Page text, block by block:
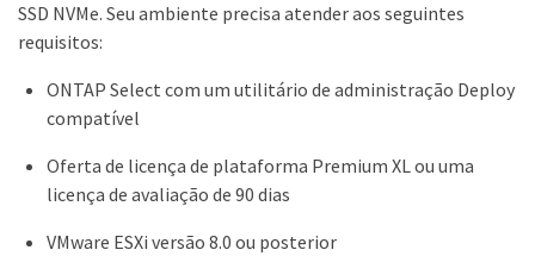
SSD NVMe. Seu ambiente precisa atender aos seguintes
requisitos:
ONTAP Select com um utilitário de administração Deploy
compatível
Oferta de licença de plataforma Premium XL ou uma
licença de avaliação de 90 dias
VMware ESXi versão 8.0 ou posterior